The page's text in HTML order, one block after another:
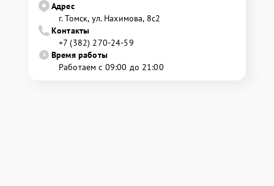
Адрес
г. Томск, ул. Нахимова, 8с2
Контакты
+7 (382) 270-24-59
Время работы
Работаем с 09:00 до 21:00